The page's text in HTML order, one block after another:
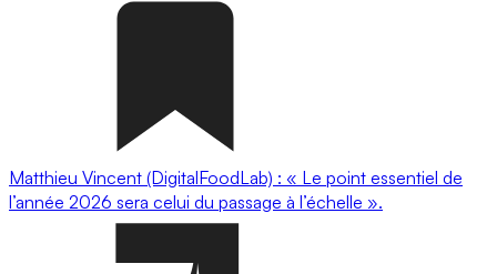
Matthieu Vincent (DigitalFoodLab) : « Le point essentiel de
l’année 2026 sera celui du passage à l’échelle ».